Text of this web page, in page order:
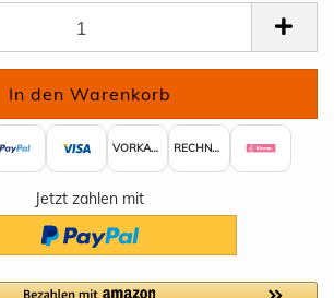
VORKASSE RECHNUNG
Jetzt zahlen mit